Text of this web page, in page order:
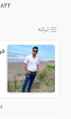
822
ترانه